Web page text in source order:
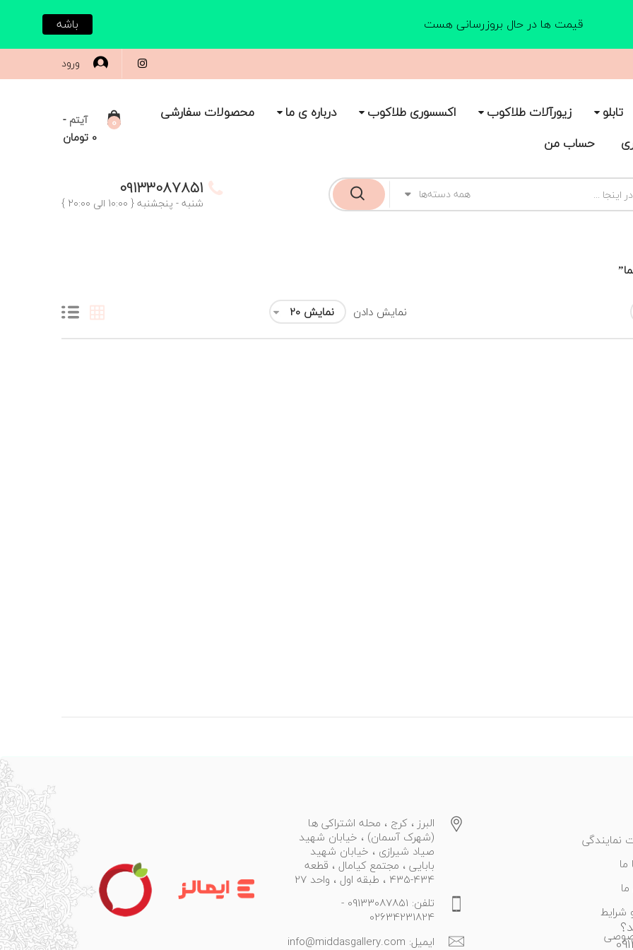
ورود
تابلو زیورآلات طلاکوب اکسسوری طلاکوب درباره ی ما
محصولات سفارشی
حساب من
0 آیتم -
0 تومان
همه دسته‌ها 09133087851
شنبه - پنجشنبه { 10:00 الی 20:00 }
نمایش دادن
قیمت ها در حال بروزرسانی هست باشه
نمایندگی
شرایط
البرز ، کرج ، محله اشتراکی ها
(شهرک آسمان) ، خیابان شهید
صیاد شیرازی ، خیابان شهید
بابایی ، مجتمع کیامال ، قطعه
434-435 ، طبقه اول ، واحد 27
تلفن: 09133087851 -
02634231824
ایمیل: info@middasgallery.com